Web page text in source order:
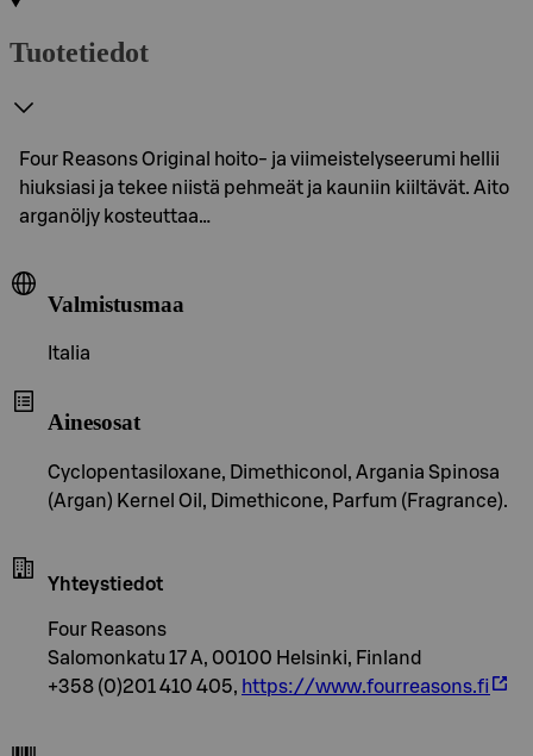
Tuotetiedot
Four Reasons Original hoito- ja viimeistelyseerumi hellii
hiuksiasi ja tekee niistä pehmeät ja kauniin kiiltävät. Aito
arganöljy kosteuttaa…
Valmistusmaa
Italia
Ainesosat
Cyclopentasiloxane, Dimethiconol, Argania Spinosa
(Argan) Kernel Oil, Dimethicone, Parfum (Fragrance).
Yhteystiedot
Four Reasons
Salomonkatu 17 A, 00100 Helsinki, Finland
+358 (0)201 410 405, https://www.fourreasons.fi